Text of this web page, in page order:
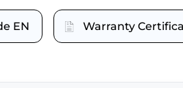
EN Warranty